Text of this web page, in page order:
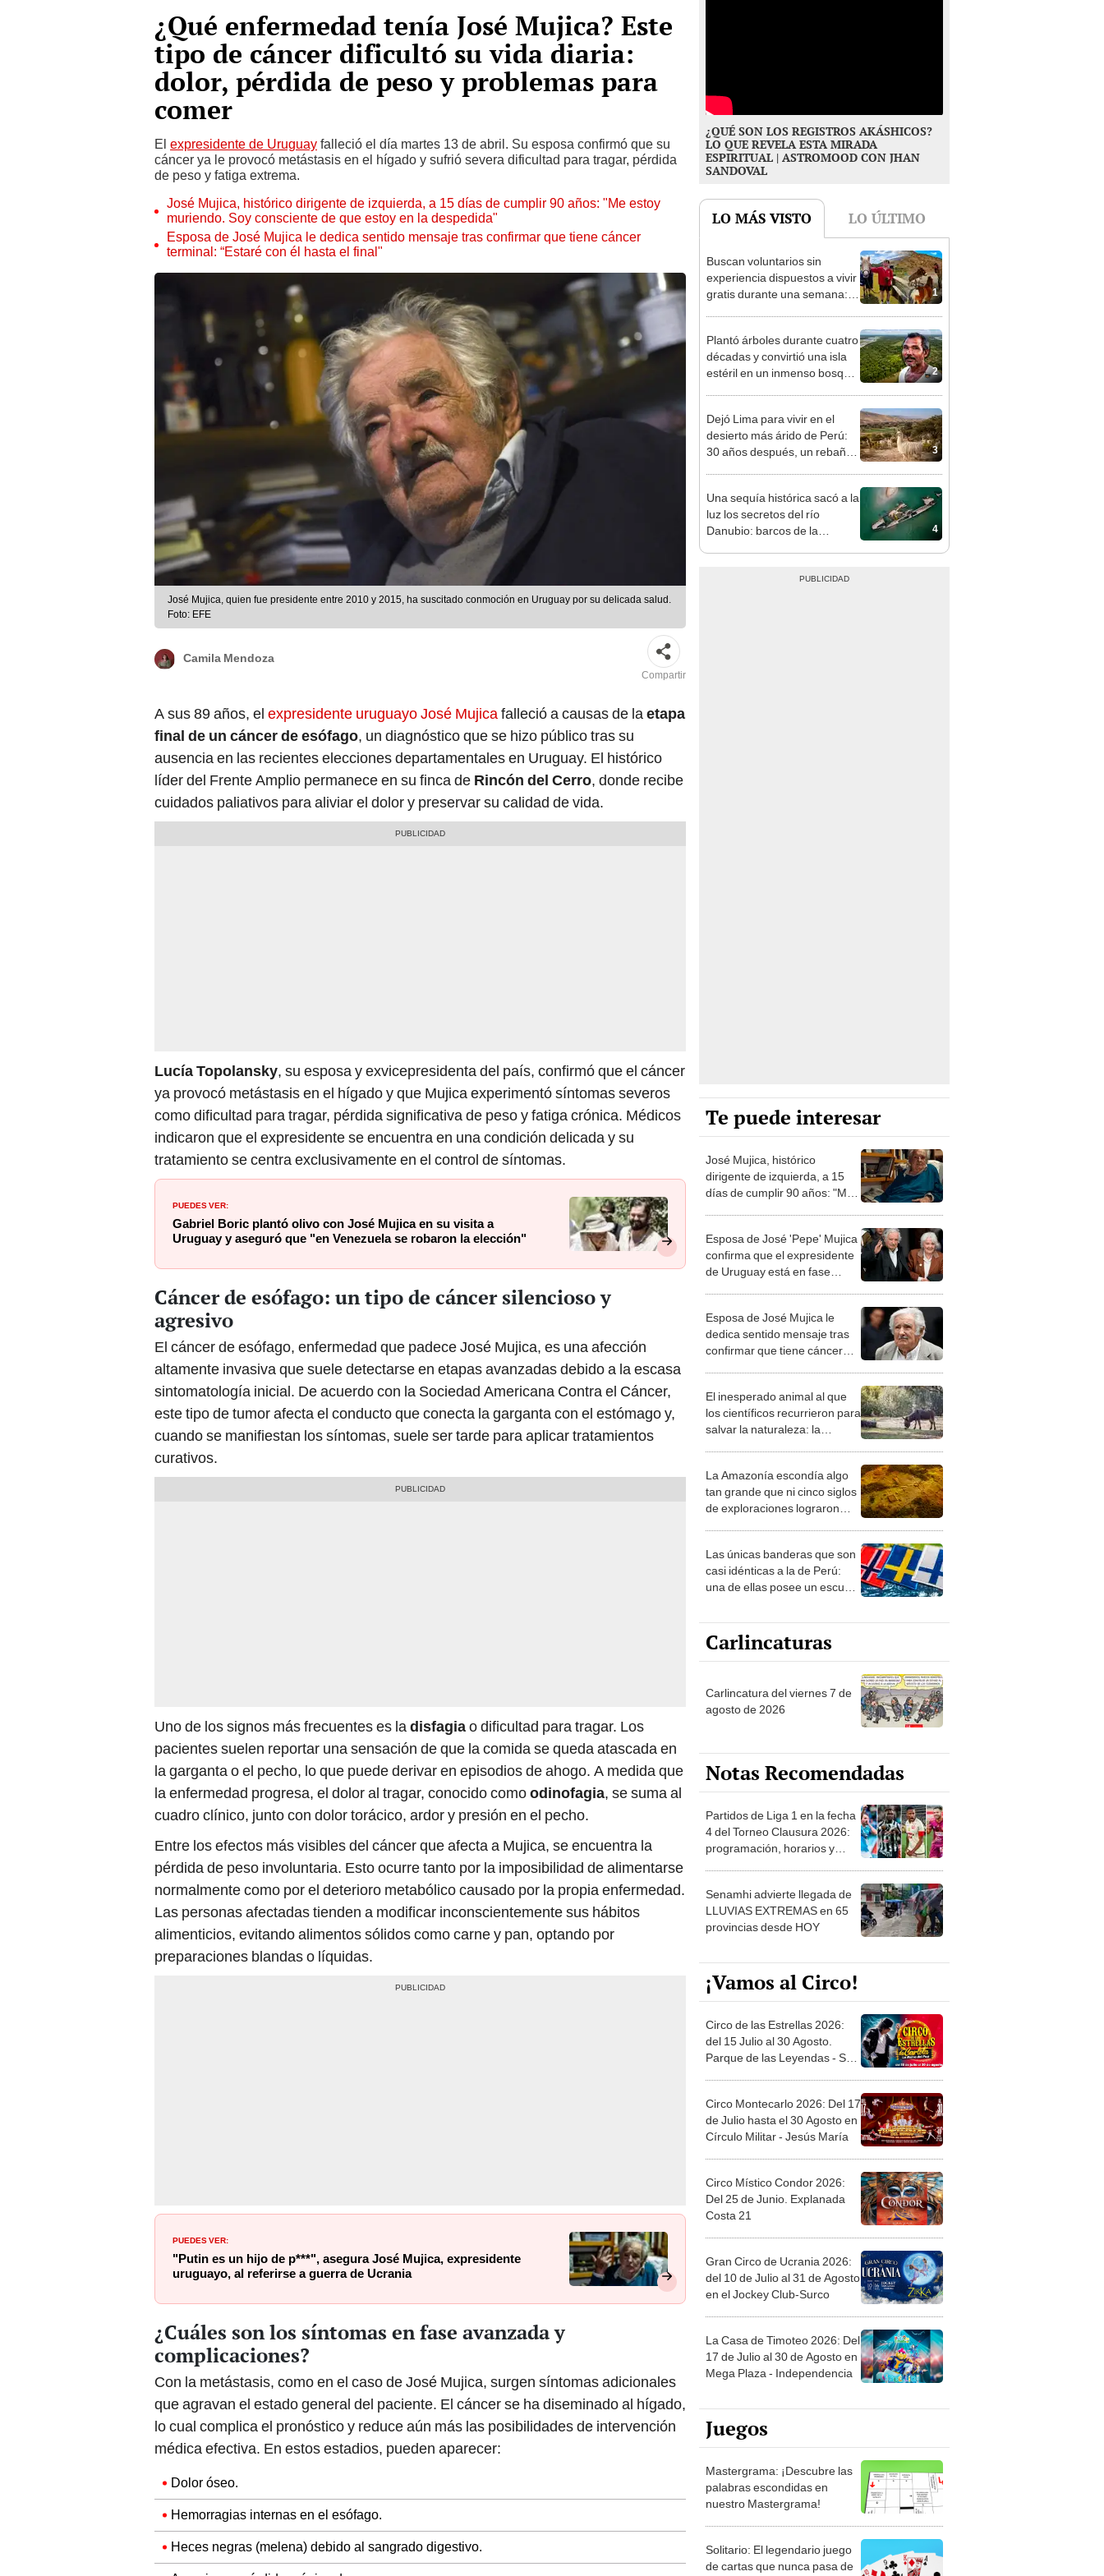
¿Qué enfermedad tenía José Mujica? Este
tipo de cáncer dificultó su vida diaria:
dolor, pérdida de peso y problemas para
comer
El expresidente de Uruguay falleció el día martes 13 de abril. Su esposa confirmó que su
cáncer ya le provocó metástasis en el hígado y sufrió severa dificultad para tragar, pérdida
de peso y fatiga extrema.
José Mujica, histórico dirigente de izquierda, a 15 días de cumplir 90 años: "Me estoy
muriendo. Soy consciente de que estoy en la despedida"
Esposa de José Mujica le dedica sentido mensaje tras confirmar que tiene cáncer
terminal: “Estaré con él hasta el final"
José Mujica, quien fue presidente entre 2010 y 2015, ha suscitado conmoción en Uruguay por su delicada salud.
Foto: EFE
Camila Mendoza
Compartir
A sus 89 años, el expresidente uruguayo José Mujicafalleció a causas de laetapa
final de un cáncer de esófago, un diagnóstico que se hizo público tras su
ausencia en las recientes elecciones departamentales en Uruguay. El histórico
líder del Frente Amplio permanece en su finca de Rincón del Cerro, donde recibe
cuidados paliativos para aliviar el dolor y preservar su calidad de vida.
Lucía Topolansky, su esposa y exvicepresidenta del país, confirmó que el cáncer
ya provocó metástasis en el hígado y que Mujica experimentó síntomas severos
como dificultad para tragar, pérdida significativa de peso y fatiga crónica. Médicos
indicaron que el expresidente se encuentra en una condición delicada y su
tratamiento se centra exclusivamente en el control de síntomas.
PUEDES VER:
Gabriel Boric plantó olivo con José Mujica en su visita a
Uruguay y aseguró que "en Venezuela se robaron la elección"
Cáncer de esófago: un tipo de cáncer silencioso y
agresivo
El cáncer de esófago, enfermedad que padece José Mujica, es una afección
altamente invasiva que suele detectarse en etapas avanzadas debido a la escasa
sintomatología inicial. De acuerdo con la Sociedad Americana Contra el Cáncer,
este tipo de tumor afecta el conducto que conecta la garganta con el estómago y,
cuando se manifiestan los síntomas, suele ser tarde para aplicar tratamientos
curativos.
Uno de los signos más frecuentes es ladisfagiao dificultad para tragar. Los
pacientes suelen reportar una sensación de que la comida se queda atascada en
la garganta o el pecho, lo que puede derivar en episodios de ahogo. A medida que
la enfermedad progresa, el dolor al tragar, conocido comoodinofagia, se suma al
cuadro clínico, junto con dolor torácico, ardor y presión en el pecho.
Entre los efectos más visibles del cáncer que afecta a Mujica, se encuentra la
pérdida de peso involuntaria. Esto ocurre tanto por la imposibilidad de alimentarse
normalmente como por el deterioro metabólico causado por la propia enfermedad.
Las personas afectadas tienden a modificar inconscientemente sus hábitos
alimenticios, evitando alimentos sólidos como carne y pan, optando por
preparaciones blandas o líquidas.
PUEDES VER:
"Putin es un hijo de p***", asegura José Mujica, expresidente
uruguayo, al referirse a guerra de Ucrania
¿Cuáles son los síntomas en fase avanzada y
complicaciones?
Con la metástasis, como en el caso de José Mujica, surgen síntomas adicionales
que agravan el estado general del paciente. El cáncer se ha diseminado al hígado,
lo cual complica el pronóstico y reduce aún más las posibilidades de intervención
médica efectiva. En estos estadios, pueden aparecer:
Dolor óseo.
Hemorragias internas en el esófago.
Heces negras (melena) debido al sangrado digestivo.
¿QUÉ SON LOS REGISTROS AKÁSHICOS?
LO QUE REVELA ESTA MIRADA
ESPIRITUAL | ASTROMOOD CON JHAN
SANDOVAL
LO MÁS VISTO LO ÚLTIMO
1
Buscan voluntarios sin
experiencia dispuestos a vivir
gratis durante una semana:
un refugio por 2 horas
2
Plantó árboles durante cuatro
décadas y convirtió una isla
estéril en un inmenso bosque:
3
Dejó Lima para vivir en el
desierto más árido de Perú:
30 años después, un rebaño
4
Una sequía histórica sacó a la
luz los secretos del río
Danubio: barcos de la
Te puede interesar
José Mujica, histórico
dirigente de izquierda, a 15
días de cumplir 90 años: "Me
despedida"
Esposa de José 'Pepe' Mujica
confirma que el expresidente
de Uruguay está en fase
Esposa de José Mujica le
dedica sentido mensaje tras
confirmar que tiene cáncer
El inesperado animal al que
los científicos recurrieron para
salvar la naturaleza: la
desierto en un paisaje con
más vida
La Amazonía escondía algo
tan grande que ni cinco siglos
de exploraciones lograron
sabía sobre su pasado
Las únicas banderas que son
casi idénticas a la de Perú:
una de ellas posee un escudo
Carlincaturas
Carlincatura del viernes 7 de
agosto de 2026
Notas Recomendadas
Partidos de Liga 1 en la fecha
4 del Torneo Clausura 2026:
programación, horarios y
Senamhi advierte llegada de
LLUVIAS EXTREMAS en 65
provincias desde HOY
¡Vamos al Circo!
Circo de las Estrellas 2026:
del 15 Julio al 30 Agosto.
Parque de las Leyendas - San
Circo Montecarlo 2026: Del 17
de Julio hasta el 30 Agosto en
Círculo Militar - Jesús María
Circo Místico Condor 2026:
Del 25 de Junio. Explanada
Costa 21
Gran Circo de Ucrania 2026:
del 10 de Julio al 31 de Agosto
en el Jockey Club-Surco
La Casa de Timoteo 2026: Del
17 de Julio al 30 de Agosto en
Mega Plaza - Independencia
Juegos
Mastergrama: ¡Descubre las
palabras escondidas en
nuestro Mastergrama!
Solitario: El legendario juego
de cartas que nunca pasa de